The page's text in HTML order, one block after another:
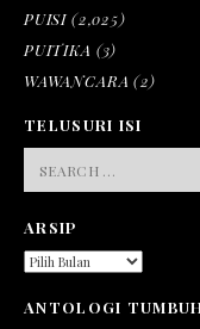
PUISI (2,025)
PUITIKA (3)
WAWANCARA (2)
TELUSURI ISI
FOR:
ARSIP
ARSIP
ANTOLOGI